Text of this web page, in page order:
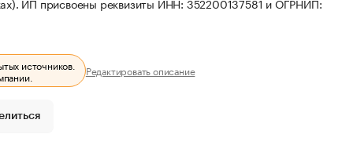
источников.
Редактировать описание